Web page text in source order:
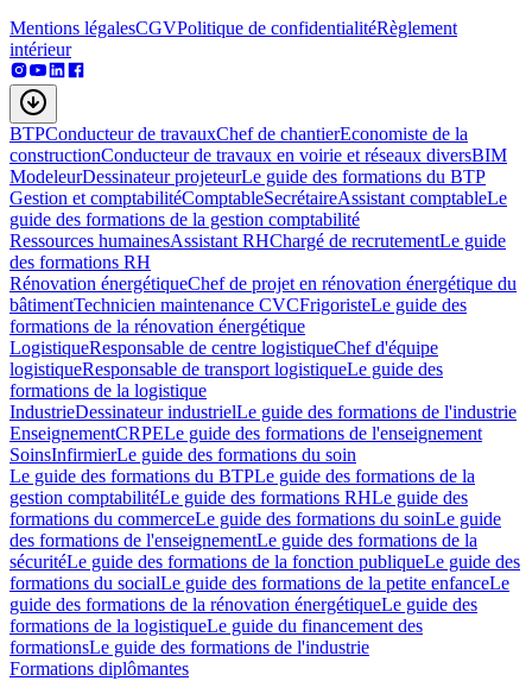
Mentions légalesCGVPolitique de confidentialitéRèglement
intérieur
BTPConducteur de travauxChef de chantierEconomiste de la
constructionConducteur de travaux en voirie et réseaux diversBIM
ModeleurDessinateur projeteurLe guide des formations du BTP
Gestion et comptabilitéComptableSecrétaireAssistant comptableLe
guide des formations de la gestion comptabilité
Ressources humainesAssistant RHChargé de recrutementLe guide
des formations RH
Rénovation énergétiqueChef de projet en rénovation énergétique du
bâtimentTechnicien maintenance CVCFrigoristeLe guide des
formations de la rénovation énergétique
LogistiqueResponsable de centre logistiqueChef d'équipe
logistiqueResponsable de transport logistiqueLe guide des
formations de la logistique
IndustrieDessinateur industrielLe guide des formations de l'industrie
EnseignementCRPELe guide des formations de l'enseignement
SoinsInfirmierLe guide des formations du soin
Le guide des formations du BTPLe guide des formations de la
gestion comptabilitéLe guide des formations RHLe guide des
formations du commerceLe guide des formations du soinLe guide
des formations de l'enseignementLe guide des formations de la
sécuritéLe guide des formations de la fonction publiqueLe guide des
formations du socialLe guide des formations de la petite enfanceLe
guide des formations de la rénovation énergétiqueLe guide des
formations de la logistiqueLe guide du financement des
formationsLe guide des formations de l'industrie
Formations diplômantes